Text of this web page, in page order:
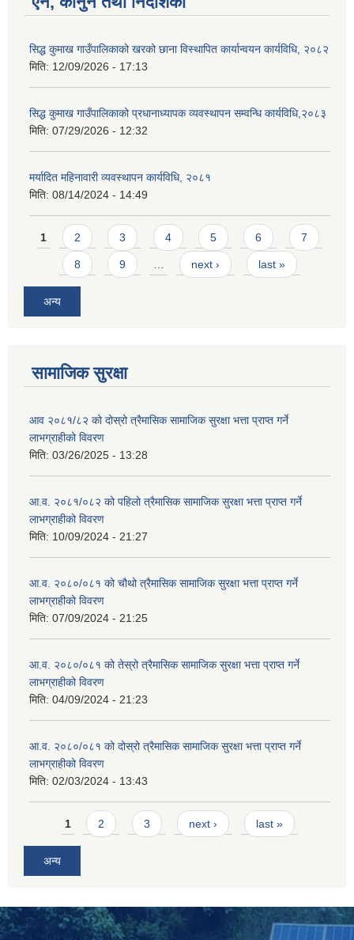
सिद्ध कुमाख गाउँपालिकाको खरको छाना विस्थापित कार्यान्वयन कार्यविधि, २०८२
मिति: 12/09/2026 - 17:13
सिद्ध कुमाख गाउँपालिकाको प्रधानाध्यापक व्यवस्थापन सम्वन्धि कार्यविधि,२०८३
मिति: 07/29/2026 - 12:32
मर्यादित महिनावारी व्यवस्थापन कार्यविधि, २०८१
मिति: 08/14/2024 - 14:49
Pages
1 2 3 4 5 6 7
8 9 … next › last »
अन्य
सामाजिक सुरक्षा
आव २०८१/८२ को दोस्रो त्रैमासिक सामाजिक सुरक्षा भत्ता प्राप्त गर्ने
लाभग्राहीको विवरण
मिति: 03/26/2025 - 13:28
आ.व. २०८१/०८२ को पहिलो त्रैमासिक सामाजिक सुरक्षा भत्ता प्राप्त गर्ने
लाभग्राहीको विवरण
मिति: 10/09/2024 - 21:27
आ.व. २०८०/०८१ को चौथो त्रैमासिक सामाजिक सुरक्षा भत्ता प्राप्त गर्ने
लाभग्राहीको विवरण
मिति: 07/09/2024 - 21:25
आ.व. २०८०/०८१ को तेस्रो त्रैमासिक सामाजिक सुरक्षा भत्ता प्राप्त गर्ने
लाभग्राहीको विवरण
मिति: 04/09/2024 - 21:23
आ.व. २०८०/०८१ को दोस्रो त्रैमासिक सामाजिक सुरक्षा भत्ता प्राप्त गर्ने
लाभग्राहीको विवरण
मिति: 02/03/2024 - 13:43
Pages
1 2 3 next › last »
अन्य